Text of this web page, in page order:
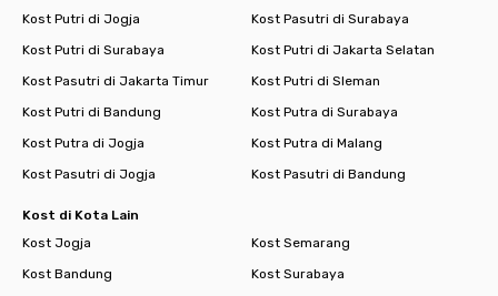
Kost Putri di Jogja
Kost Pasutri di Surabaya
Kost Putri di Surabaya
Kost Putri di Jakarta Selatan
Kost Pasutri di Jakarta Timur
Kost Putri di Sleman
Kost Putri di Bandung
Kost Putra di Surabaya
Kost Putra di Jogja
Kost Putra di Malang
Kost Pasutri di Jogja
Kost Pasutri di Bandung
Kost di Kota Lain
Kost Jogja
Kost Semarang
Kost Bandung
Kost Surabaya